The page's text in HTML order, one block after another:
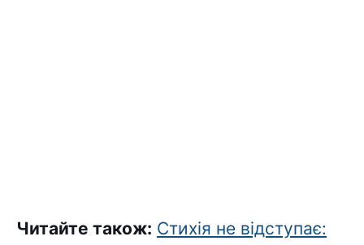
Читайте також: Стихія не відступає: